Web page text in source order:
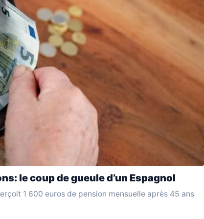
le coup de gueule d’un Espagnol
1 600 euros de pension mensuelle après 45 ans